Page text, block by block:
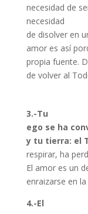
necesidad de
necesidad
de disolver en
amor es así
propia fuente.
de volver al
3.-Tu
ego se ha
y tu tierra: el
respirar, ha
El amor es un
enraizarse en
4.-El